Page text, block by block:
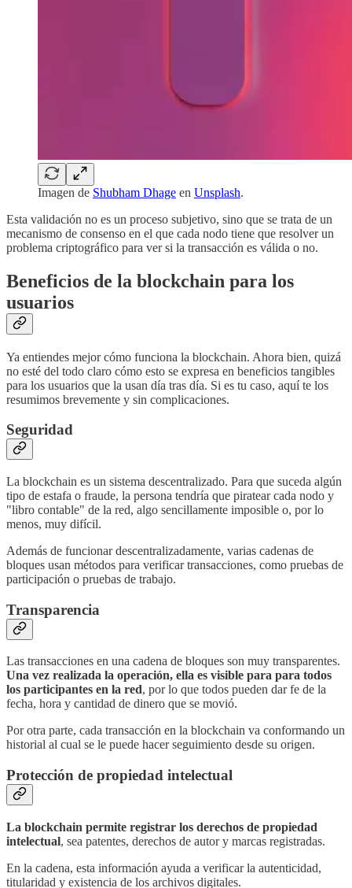
Imagen de Shubham Dhage en Unsplash.
Esta validación no es un proceso subjetivo, sino que se trata de un
mecanismo de consenso en el que cada nodo tiene que resolver un
problema criptográfico para ver si la transacción es válida o no.
Beneficios de la blockchain para los
usuarios
Ya entiendes mejor cómo funciona la blockchain. Ahora bien, quizá
no esté del todo claro cómo esto se expresa en beneficios tangibles
para los usuarios que la usan día tras día. Si es tu caso, aquí te los
resumimos brevemente y sin complicaciones.
Seguridad
La blockchain es un sistema descentralizado. Para que suceda algún
tipo de estafa o fraude, la persona tendría que piratear cada nodo y
"libro contable" de la red, algo sencillamente imposible o, por lo
menos, muy difícil.
Además de funcionar descentralizadamente, varias cadenas de
bloques usan métodos para verificar transacciones, como pruebas de
participación o pruebas de trabajo.
Transparencia
Las transacciones en una cadena de bloques son muy transparentes.
Una vez realizada la operación, ella es visible para para todos
los participantes en la red, por lo que todos pueden dar fe de la
fecha, hora y cantidad de dinero que se movió.
Por otra parte, cada transacción en la blockchain va conformando un
historial al cual se le puede hacer seguimiento desde su origen.
Protección de propiedad intelectual
La blockchain permite registrar los derechos de propiedad
intelectual, sea patentes, derechos de autor y marcas registradas.
En la cadena, esta información ayuda a verificar la autenticidad,
titularidad y existencia de los archivos digitales.